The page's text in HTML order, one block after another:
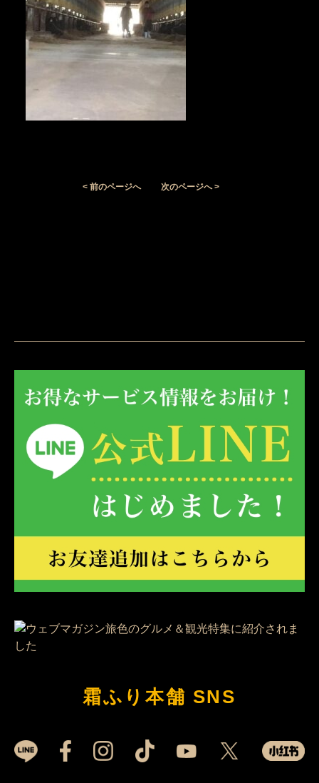
< 前のページへ 次のページへ >
霜ふり本舗 SNS